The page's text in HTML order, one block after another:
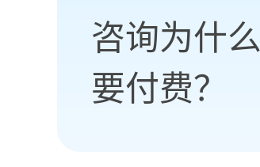
咨询为什么
要付费？